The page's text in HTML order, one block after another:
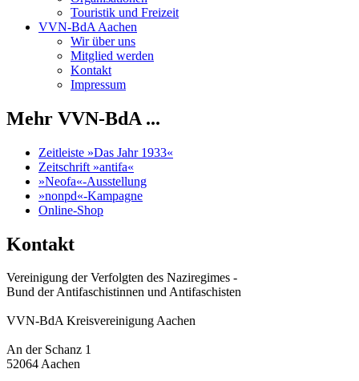
Touristik und Freizeit
VVN-BdA Aachen
Wir über uns
Mitglied werden
Kontakt
Impressum
Mehr VVN-BdA ...
Zeitleiste »Das Jahr 1933«
Zeitschrift »antifa«
»Neofa«-Ausstellung
»nonpd«-Kampagne
Online-Shop
Kontakt
Vereinigung der Verfolgten des Naziregimes -
Bund der Antifaschistinnen und Antifaschisten
VVN-BdA Kreisvereinigung Aachen
An der Schanz 1
52064 Aachen